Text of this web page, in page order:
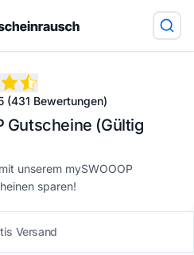
(431 Bewertungen)
Gutscheine (Gültig
unserem mySWOOOP
sparen!
Versand